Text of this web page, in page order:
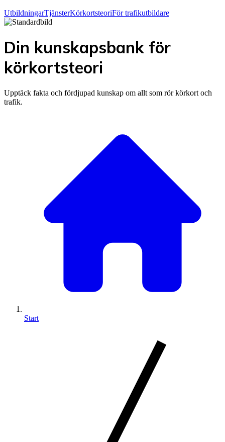
UtbildningarTjänsterKörkortsteoriFör trafikutbildare
Din kunskapsbank för
körkortsteori
Upptäck fakta och fördjupad kunskap om allt som rör körkort och
trafik.
Start